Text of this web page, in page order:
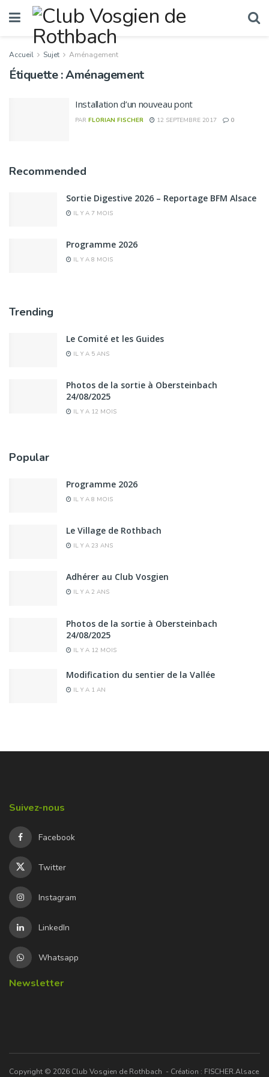
Accueil Sujet Aménagement
Étiquette :Aménagement
Installation d’un nouveau pont
PAR FLORIAN FISCHER 12 SEPTEMBRE 2017 0
Recommended
Sortie Digestive 2026 – Reportage BFM Alsace
IL Y A 7 MOIS
Programme 2026
IL Y A 8 MOIS
Trending
Le Comité et les Guides
IL Y A 5 ANS
Photos de la sortie à Obersteinbach
24/08/2025
IL Y A 12 MOIS
Popular
Programme 2026
IL Y A 8 MOIS
Le Village de Rothbach
IL Y A 23 ANS
Adhérer au Club Vosgien
IL Y A 2 ANS
Photos de la sortie à Obersteinbach
24/08/2025
IL Y A 12 MOIS
Modification du sentier de la Vallée
IL Y A 1 AN
Suivez-nous
Facebook
Twitter
Instagram
LinkedIn
Whatsapp
Newsletter
Copyright © 2026 Club Vosgien de Rothbach - Création : FISCHER.Alsace